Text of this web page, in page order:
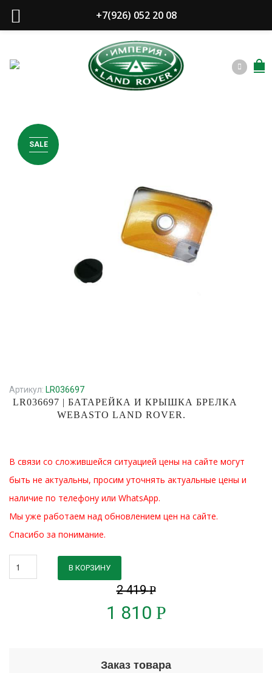
SALE
LR036697 | БАТАРЕЙКА И КРЫШКА БРЕЛКА
WEBASTO LAND ROVER.
В связи со сложившейся ситуацией цены на сайте могут
быть не актуальны, просим уточнять актуальные цены и
наличие по телефону или WhatsApp.
Мы уже работаем над обновлением цен на сайте.
Спасибо за понимание.
2 419Р
1 810 Р
В КОРЗИНУ
Артикул: LR036697
Заказ товара
+7(926) 052 20 08